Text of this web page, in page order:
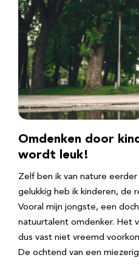
Omdenken door
wordt leuk!
Zelf ben ik van nature
gelukkig heb ik kinderen, de
Vooral mijn jongste, een
natuurtalent omdenker. Het
dus vast niet vreemd
De ochtend van een